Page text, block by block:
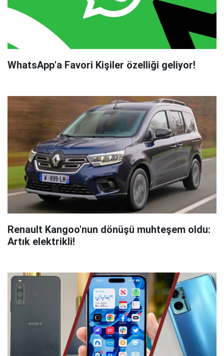
WhatsApp'a Favori Kişiler özelliği geliyor!
Renault Kangoo'nun dönüşü muhteşem oldu:
Artık elektrikli!